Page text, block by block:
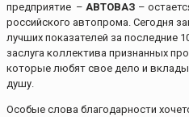
предприятие – АВТОВАЗ –
российского автопрома. Сегодня
лучших показателей за последние
заслуга коллектива признанных
которые любят свое дело и
душу.
Особые слова благодарности